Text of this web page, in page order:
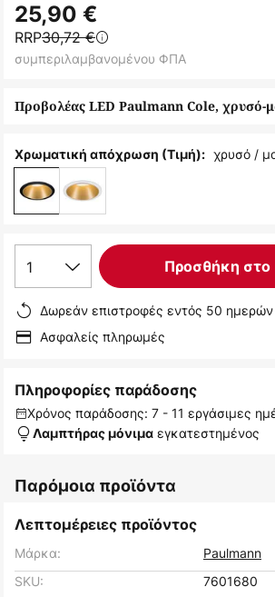
στην
αρχή
της
εικόνων
Προβολέας LED Paulmann Cole, χρυσό-
25,90 €
RRP30,72 €
συμπεριλαμβανομένου ΦΠΑ
Χρωματική απόχρωση (Τιμή): χρυσό /
1 Προσθήκη στο
Δωρεάν επιστροφές εντός 50 ημερών
Ασφαλείς πληρωμές
Πληροφορίες παράδοσης
Χρόνος παράδοσης: 7 - 11 εργάσιμες
Λαμπτήρας μόνιμα εγκατεστημένος
Παρόμοια προϊόντα
Λεπτομέρειες προϊόντος
Μάρκα:
Paulmann
SKU:
7601680